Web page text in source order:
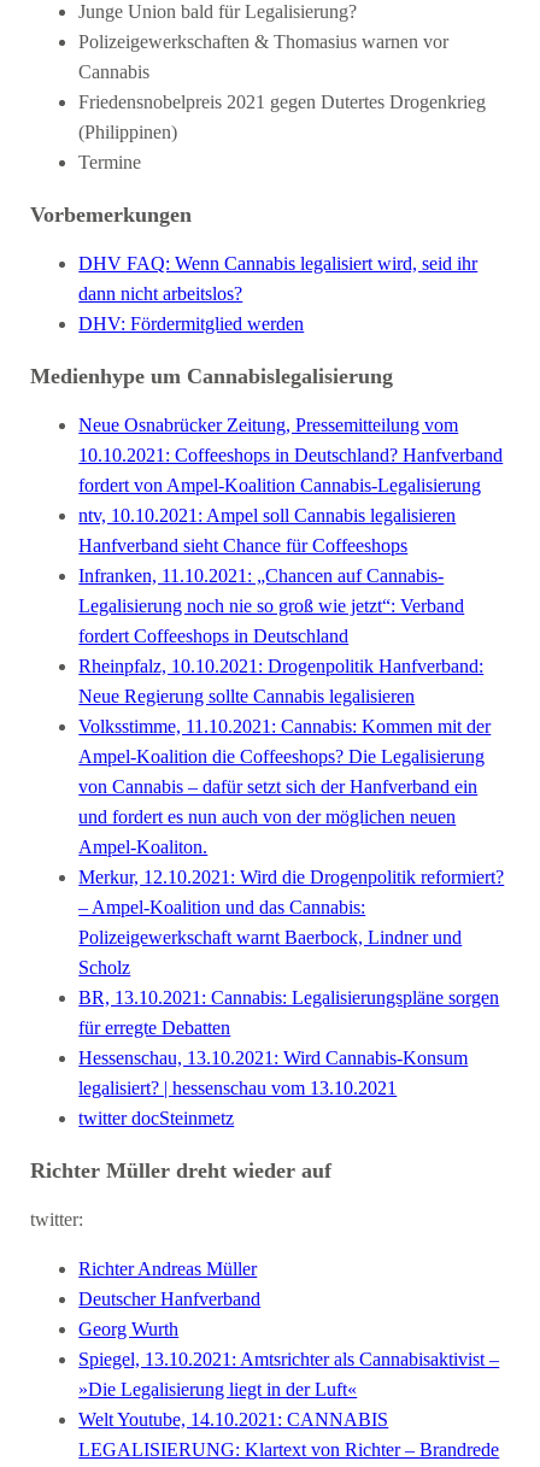
Junge Union bald für Legalisierung?
Polizeigewerkschaften & Thomasius warnen vor
Cannabis
Friedensnobelpreis 2021 gegen Dutertes Drogenkrieg
(Philippinen)
Termine
Vorbemerkungen
DHV FAQ: Wenn Cannabis legalisiert wird, seid ihr
dann nicht arbeitslos?
DHV: Fördermitglied werden
Medienhype um Cannabislegalisierung
Neue Osnabrücker Zeitung, Pressemitteilung vom
10.10.2021: Coffeeshops in Deutschland? Hanfverband
fordert von Ampel-Koalition Cannabis-Legalisierung
ntv, 10.10.2021: Ampel soll Cannabis legalisieren
Hanfverband sieht Chance für Coffeeshops
Infranken, 11.10.2021: „Chancen auf Cannabis-
Legalisierung noch nie so groß wie jetzt“: Verband
fordert Coffeeshops in Deutschland
Rheinpfalz, 10.10.2021: Drogenpolitik Hanfverband:
Neue Regierung sollte Cannabis legalisieren
Volksstimme, 11.10.2021: Cannabis: Kommen mit der
Ampel-Koalition die Coffeeshops? Die Legalisierung
von Cannabis – dafür setzt sich der Hanfverband ein
und fordert es nun auch von der möglichen neuen
Ampel-Koaliton.
Merkur, 12.10.2021: Wird die Drogenpolitik reformiert?
– Ampel-Koalition und das Cannabis:
Polizeigewerkschaft warnt Baerbock, Lindner und
Scholz
BR, 13.10.2021: Cannabis: Legalisierungspläne sorgen
für erregte Debatten
Hessenschau, 13.10.2021: Wird Cannabis-Konsum
legalisiert? | hessenschau vom 13.10.2021
twitter docSteinmetz
Richter Müller dreht wieder auf
twitter:
Richter Andreas Müller
Deutscher Hanfverband
Georg Wurth
Spiegel, 13.10.2021: Amtsrichter als Cannabisaktivist –
»Die Legalisierung liegt in der Luft«
Welt Youtube, 14.10.2021: CANNABIS
LEGALISIERUNG: Klartext von Richter – Brandrede